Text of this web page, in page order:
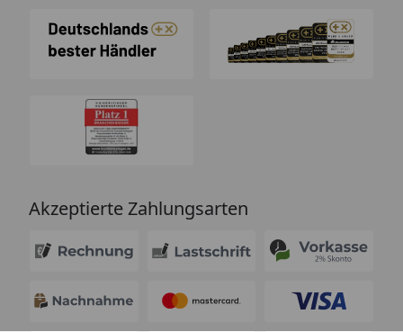
Akzeptierte Zahlungsarten